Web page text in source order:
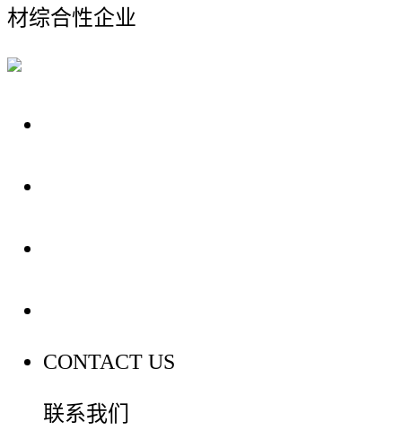
材综合性企业
CONTACT US
联系我们